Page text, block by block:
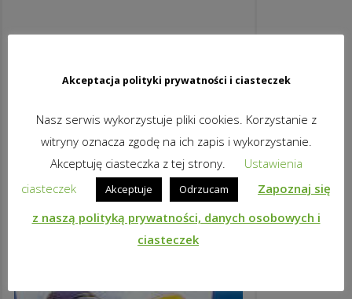
Akceptacja polityki prywatności i ciasteczek
Nasz serwis wykorzystuje pliki cookies. Korzystanie z
witryny oznacza zgodę na ich zapis i wykorzystanie.
Akceptuję ciasteczka z tej strony.
Ustawienia
ciasteczek
Akceptuje Odrzucam
Zapoznaj się
z naszą polityką prywatności, danych osobowych i
ciasteczek